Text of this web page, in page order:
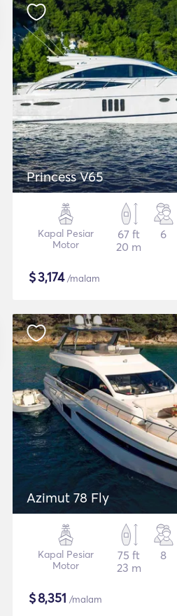
Princess V65
Kapal Pesiar
Motor
67 ft
20 m
6
$3,174/malam
Azimut 78 Fly
Kapal Pesiar
Motor
75 ft
23 m
8
$8,351 /malam